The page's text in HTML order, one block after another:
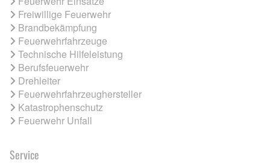
Freiwillige Feuerwehr
Brandbekämpfung
Feuerwehrfahrzeuge
Technische Hilfeleistung
Berufsfeuerwehr
Drehleiter
Feuerwehrfahrzeughersteller
Katastrophenschutz
Feuerwehr Unfall
Service